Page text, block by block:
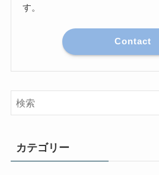
す。
Contact
カテゴリー